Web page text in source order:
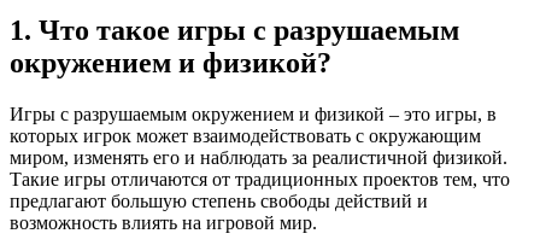
1. Что такое игры с разрушаемым
окружением и физикой?
Игры с разрушаемым окружением и физикой – это игры, в
которых игрок может взаимодействовать с окружающим
миром, изменять его и наблюдать за реалистичной физикой.
Такие игры отличаются от традиционных проектов тем, что
предлагают большую степень свободы действий и
возможность влиять на игровой мир.